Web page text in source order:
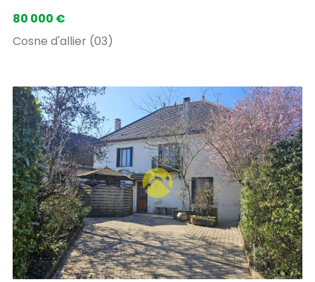
80 000 €
Cosne d'allier (03)